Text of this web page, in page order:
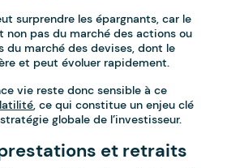
surprendre les épargnants, car le
non pas du marché des actions ou
du marché des devises, dont le
et peut évoluer rapidement.
vie reste donc sensible à ce
, ce qui constitue un enjeu clé
globale de l’investisseur.
et retraits